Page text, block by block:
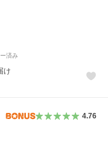
済み
け
4.76